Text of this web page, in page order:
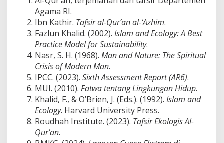
Agama RI.
Ibn Kathir. Tafsir al-Qur’an al-‘Azhim.
Fazlun Khalid. (2002). Islam and Ecology: A Best
Practice Model for Sustainability.
Nasr, S. H. (1968). Man and Nature: The Spiritual
Crisis of Modern Man.
IPCC. (2023). Sixth Assessment Report (AR6).
MUI. (2010). Fatwa tentang Lingkungan Hidup.
Khalid, F., & O’Brien, J. (Eds.). (1992). Islam and
Ecology. Harvard University Press.
Roudhah Institute. (2023). Tafsir Ekologis Al-
Qur’an.